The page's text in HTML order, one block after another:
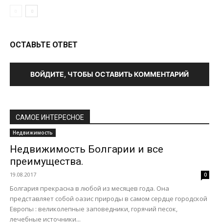
ОСТАВЬТЕ ОТВЕТ
ВОЙДИТЕ, ЧТОБЫ ОСТАВИТЬ КОММЕНТАРИЙ
САМОЕ ИНТЕРЕСНОЕ
Недвижимость
Недвижимость Болгарии и все
преимущества.
19.08.2017 0
Болгария прекрасна в любой из месяцев года. Она
представляет собой оазис природы в самом сердце городской
Европы : великолепные заповедники, горячий песок,
лечебные источники...